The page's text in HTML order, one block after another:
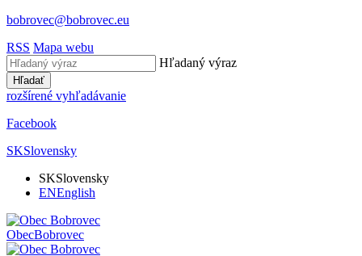
bobrovec@bobrovec.eu
RSS Mapa webu
Hľadaný výraz
Hľadať
rozšírené vyhľadávanie
Facebook
SKSlovensky
SKSlovensky
ENEnglish
ObecBobrovec